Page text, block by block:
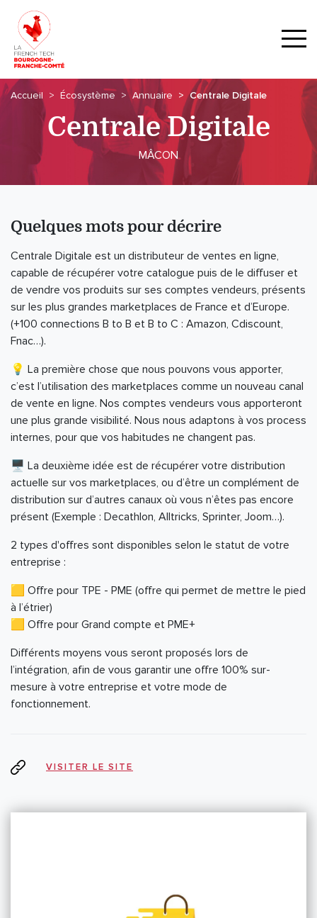
Accueil Écosystème Annuaire Centrale Digitale
Centrale Digitale
MÂCON
Quelques mots pour décrire
Centrale Digitale est un distributeur de ventes en ligne,
capable de récupérer votre catalogue puis de le diffuser et
de vendre vos produits sur ses comptes vendeurs, présents
sur les plus grandes marketplaces de France et d’Europe.
(+100 connections B to B et B to C : Amazon, Cdiscount,
Fnac…).
💡 La première chose que nous pouvons vous apporter,
c’est l’utilisation des marketplaces comme un nouveau canal
de vente en ligne. Nos comptes vendeurs vous apporteront
une plus grande visibilité. Nous nous adaptons à vos process
internes, pour que vos habitudes ne changent pas.
🖥️ La deuxième idée est de récupérer votre distribution
actuelle sur vos marketplaces, ou d’être un complément de
distribution sur d’autres canaux où vous n’êtes pas encore
présent (Exemple : Decathlon, Alltricks, Sprinter, Joom…).
2 types d'offres sont disponibles selon le statut de votre
entreprise :
🟨 Offre pour TPE - PME (offre qui permet de mettre le pied
à l’étrier)
🟨 Offre pour Grand compte et PME+
Différents moyens vous seront proposés lors de
l’intégration, afin de vous garantir une offre 100% sur-
mesure à votre entreprise et votre mode de
fonctionnement.
VISITER LE SITE